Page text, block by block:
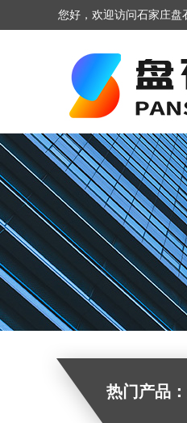
您好，欢迎访问石家庄盘
热门产品：